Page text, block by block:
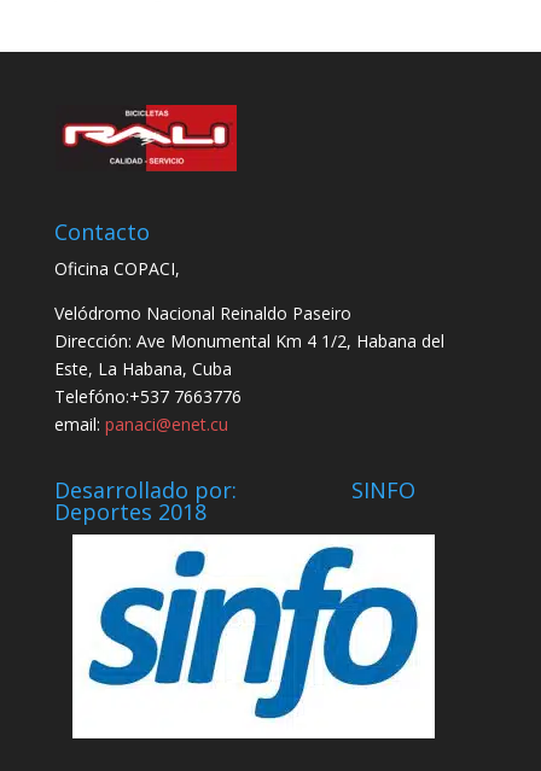
Contacto
Oficina COPACI,
Velódromo Nacional Reinaldo Paseiro
Dirección: Ave Monumental Km 4 1/2, Habana del
Este, La Habana, Cuba
Telefóno:+537 7663776
email: panaci@enet.cu
Desarrollado por: SINFO
Deportes 2018